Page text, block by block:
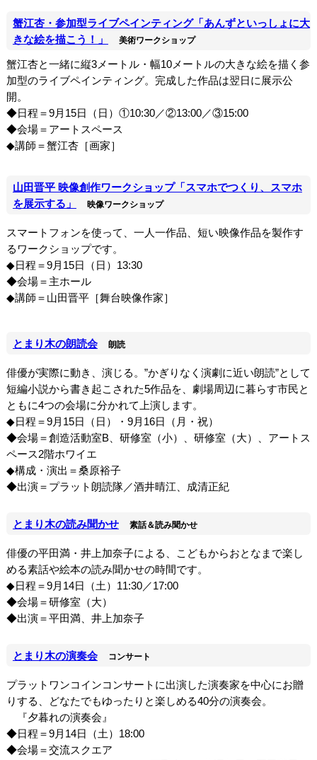
蟹江杏・参加型ライブペインティング「あんずといっしょに大
きな絵を描こう！」
美術ワークショップ
蟹江杏と一緒に縦3メートル・幅10メートルの大きな絵を描く参
加型のライブペインティング。完成した作品は翌日に展示公
開。
◆日程＝9月15日（日）①10:30／②13:00／③15:00
◆会場＝アートスペース
◆講師＝蟹江杏［画家］
山田晋平 映像創作ワークショップ「スマホでつくり、スマホ
を展示する」
映像ワークショップ
スマートフォンを使って、一人一作品、短い映像作品を製作す
るワークショップです。
◆日程＝9月15日（日）13:30
◆会場＝主ホール
◆講師＝山田晋平［舞台映像作家］
とまり木の朗読会 朗読
俳優が実際に動き、演じる。”かぎりなく演劇に近い朗読”として
短編小説から書き起こされた5作品を、劇場周辺に暮らす市民と
ともに4つの会場に分かれて上演します。
◆日程＝9月15日（日）・9月16日（月・祝）
◆会場＝創造活動室B、研修室（小）、研修室（大）、アートス
ペース2階ホワイエ
◆構成・演出＝桑原裕子
◆出演＝プラット朗読隊／酒井晴江、成清正紀
とまり木の読み聞かせ 素話＆読み聞かせ
俳優の平田満・井上加奈子による、こどもからおとなまで楽し
める素話や絵本の読み聞かせの時間です。
◆日程＝9月14日（土）11:30／17:00
◆会場＝研修室（大）
◆出演＝平田満、井上加奈子
とまり木の演奏会 コンサート
プラットワンコインコンサートに出演した演奏家を中心にお贈
りする、どなたでもゆったりと楽しめる40分の演奏会。
『夕暮れの演奏会』
◆日程＝9月14日（土）18:00
◆会場＝交流スクエア